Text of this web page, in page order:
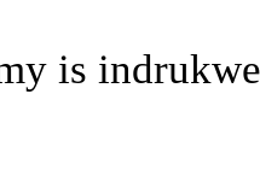
is